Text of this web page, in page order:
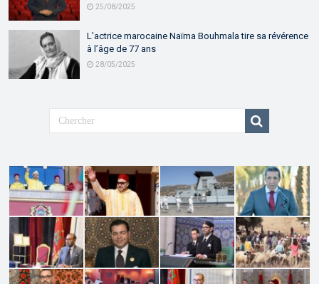
25/08/2025
L’actrice marocaine Naïma Bouhmala tire sa révérence
à l’âge de 77 ans
28/05/2025